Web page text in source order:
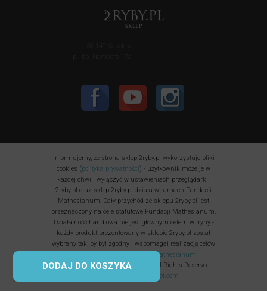
DODAJ DO KOSZYKA
Informujemy, że strona sklep.2ryby.pl wykorzystuje pliki
cookies (polityka prywatności) - użytkownik może je w
każdej chwili wyłączyć w ustawieniach przeglądarki.
2ryby.pl oraz sklep.2ryby.pl działa w ramach Fundacji
Mathesianum. Cały przychód ze sklepu 2ryby.pl jest
przeznaczony na cele statutowe Fundacji Mathesianum.
Działalność handlowa nie jest głównym celem witryny -
każdy produkt prezentowany w sklepie 2ryby.pl został
wybrany tak, by był zgodny i wspomagał realizację celów
misji Fundacji Mathesianum.
Fundacja Mathesianum © 2025 All Rights Reserved
uptimerobot.com